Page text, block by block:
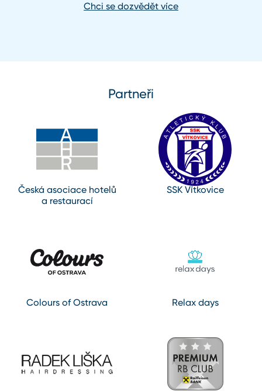
Chci se dozvědět více
Partneři
Česká asociace hotelů
a restaurací
SSK Vítkovice
Colours of Ostrava Relax days